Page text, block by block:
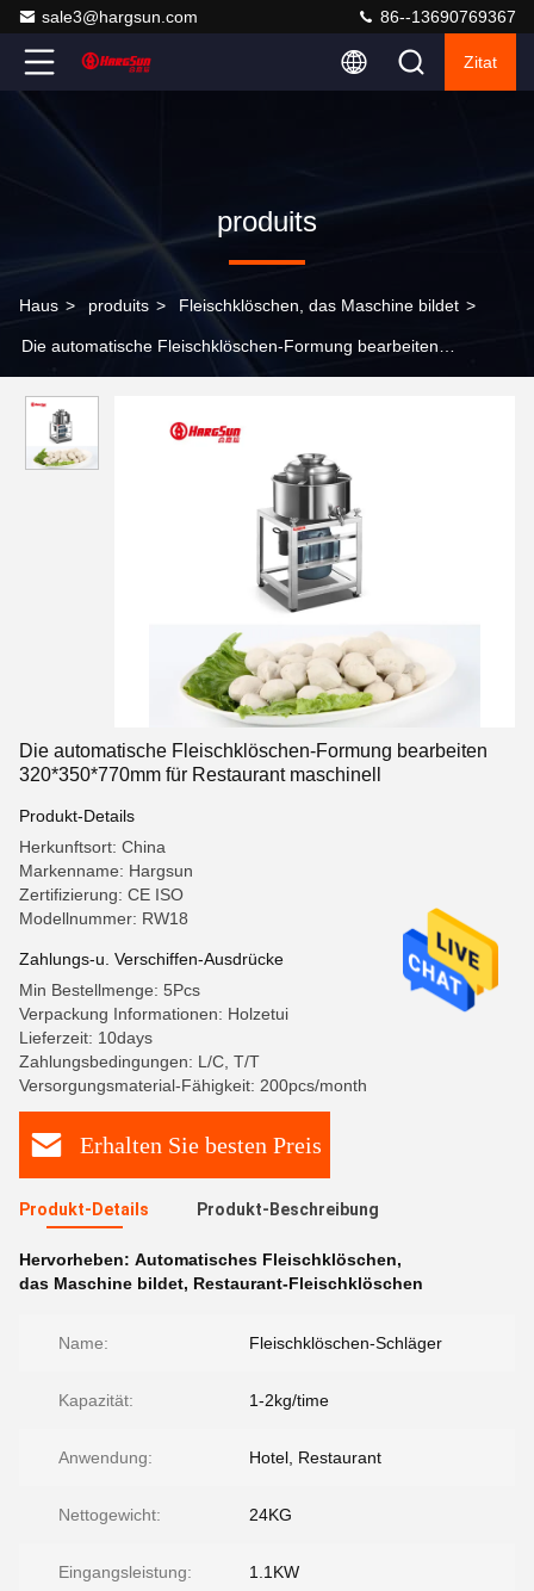
sale3@hargsun.com 86--13690769367
Zitat
produits
Haus > produits > Fleischklöschen, das Maschine bildet >
Die automatische Fleischklöschen-Formung bearbeiten
Die automatische Fleischklöschen-Formung bearbeiten
320*350*770mm für Restaurant maschinell
Produkt-Details
Herkunftsort: China
Markenname: Hargsun
Zertifizierung: CE ISO
Modellnummer: RW18
Zahlungs-u. Verschiffen-Ausdrücke
Min Bestellmenge: 5Pcs
Verpackung Informationen: Holzetui
Lieferzeit: 10days
Zahlungsbedingungen: L/C, T/T
Versorgungsmaterial-Fähigkeit: 200pcs/month
Erhalten Sie besten Preis
Produkt-Details Produkt-Beschreibung
Hervorheben: Automatisches Fleischklöschen,
das Maschine bildet, Restaurant-Fleischklöschen
Name: Fleischklöschen-Schläger
Kapazität: 1-2kg/time
Anwendung: Hotel, Restaurant
Nettogewicht: 24KG
Eingangsleistung: 1.1KW